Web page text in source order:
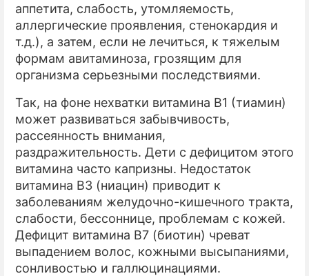
аппетита, слабость, утомляемость,
аллергические проявления, стенокардия и
т.д.), а затем, если не лечиться, к тяжелым
формам авитаминоза, грозящим для
организма серьезными последствиями.
Так, на фоне нехватки витамина B1 (тиамин)
может развиваться забывчивость,
рассеянность внимания,
раздражительность. Дети с дефицитом этого
витамина часто капризны. Недостаток
витамина В3 (ниацин) приводит к
заболеваниям желудочно-кишечного тракта,
слабости, бессоннице, проблемам с кожей.
Дефицит витамина В7 (биотин) чреват
выпадением волос, кожными высыпаниями,
сонливостью и галлюцинациями.